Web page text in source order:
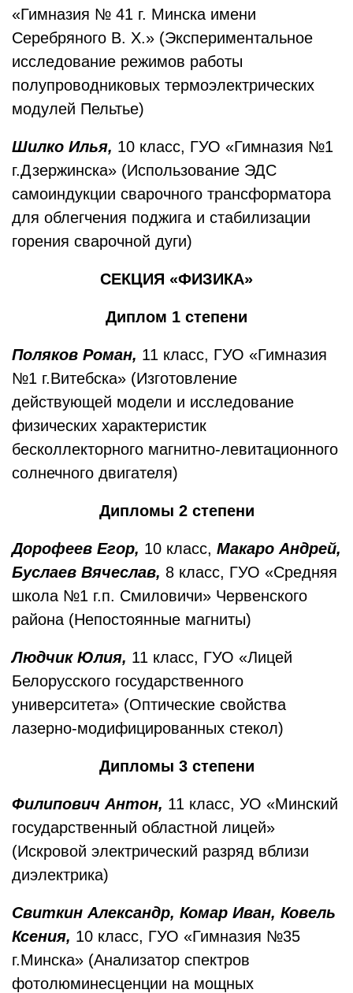
«Гимназия № 41 г. Минска имени
Серебряного В. Х.» (Экспериментальное
исследование режимов работы
полупроводниковых термоэлектрических
модулей Пельтье)
Шилко Илья, 10 класс, ГУО «Гимназия №1
г.Дзержинска» (Использование ЭДС
самоиндукции сварочного трансформатора
для облегчения поджига и стабилизации
горения сварочной дуги)
СЕКЦИЯ «ФИЗИКА»
Диплом 1 степени
Поляков Роман, 11 класс, ГУО «Гимназия
№1 г.Витебска» (Изготовление
действующей модели и исследование
физических характеристик
бесколлекторного магнитно-левитационного
солнечного двигателя)
Дипломы 2 степени
Дорофеев Егор, 10 класс, Макаро Андрей,
Буслаев Вячеслав, 8 класс, ГУО «Средняя
школа №1 г.п. Смиловичи» Червенского
района (Непостоянные магниты)
Людчик Юлия, 11 класс, ГУО «Лицей
Белорусского государственного
университета» (Оптические свойства
лазерно-модифицированных стекол)
Дипломы 3 степени
Филипович Антон, 11 класс, УО «Минский
государственный областной лицей»
(Искровой электрический разряд вблизи
диэлектрика)
Свиткин Александр, Комар Иван, Ковель
Ксения, 10 класс, ГУО «Гимназия №35
г.Минска» (Анализатор спектров
фотолюминесценции на мощных